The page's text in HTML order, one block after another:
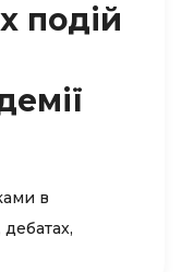
подій
в